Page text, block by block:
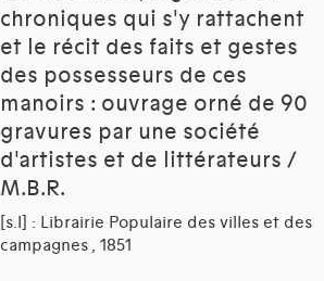
chroniques qui s'y rattachent
et le récit des faits et gestes
des possesseurs de ces
manoirs : ouvrage orné de 90
gravures par une société
d'artistes et de littérateurs /
M.B.R.
[s.l] : Librairie Populaire des villes et des
campagnes , 1851